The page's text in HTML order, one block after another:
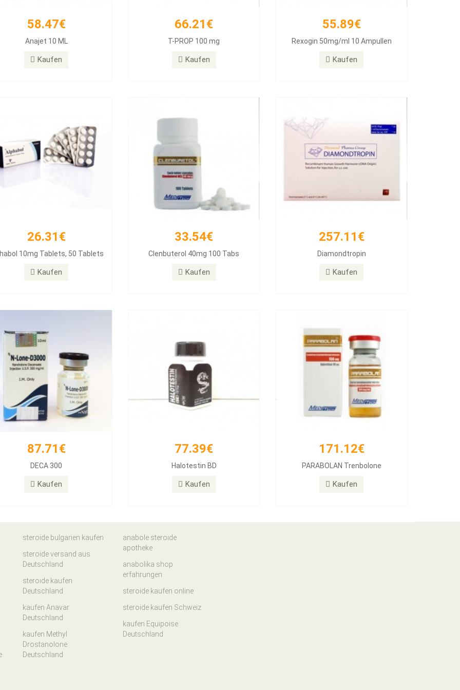
58.47€
Anajet 10 ML
Kaufen
66.21€
T-PROP 100 mg
Kaufen
55.89€
Rexogin 50mg/ml 10 Ampullen
Kaufen
26.31€
10mg Tablets, 50 Tablets
Kaufen
26.31€
10mg Tablets, 50 Tablets
33.54€
Clenbuterol 40mg 100 Tabs
Kaufen
33.54€
Clenbuterol 40mg 100 Tabs
257.11€
Diamondtropin
Kaufen
257.11€
Diamondtropin
87.71€
DECA 300
Kaufen
87.71€
DECA 300
77.39€
Halotestin BD
Kaufen
77.39€
Halotestin BD
171.12€
PARABOLAN Trenbolone
Kaufen
171.12€
PARABOLAN Trenbolone
steroide bulgarien kaufen
steroide versand aus
Deutschland
steroide kaufen
Deutschland
kaufen Anavar
Deutschland
kaufen Methyl
Drostanolone
Deutschland
anabole steroide
apotheke
anabolika shop
erfahrungen
steroide kaufen online
steroide kaufen Schweiz
kaufen Equipoise
Deutschland